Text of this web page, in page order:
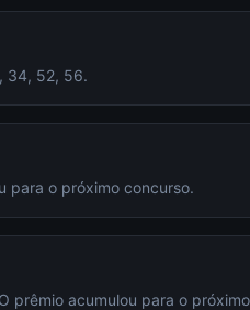
34, 52, 56.
para o próximo concurso.
prêmio acumulou para o